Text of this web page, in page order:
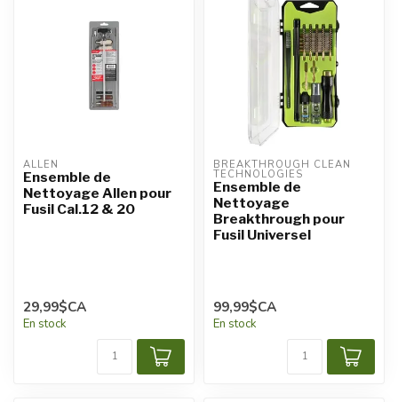
ALLEN
Ensemble de
Nettoyage Allen pour
Fusil Cal.12 & 20
29,99$CA
En stock
BREAKTHROUGH CLEAN
TECHNOLOGIES
Ensemble de
Nettoyage
Breakthrough pour
Fusil Universel
99,99$CA
En stock